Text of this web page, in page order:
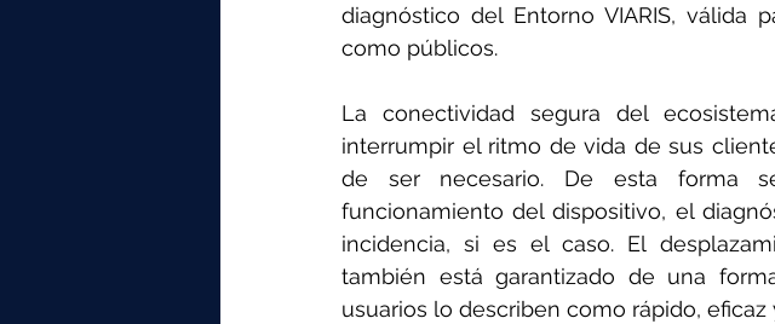
diagnóstico del Entorno VIARIS, válida
como públicos.
La conectividad segura del
interrumpir el ritmo de vida de sus
de ser necesario. De esta forma
funcionamiento del dispositivo, el
incidencia, si es el caso. El
también está garantizado de una
usuarios lo describen como rápido,